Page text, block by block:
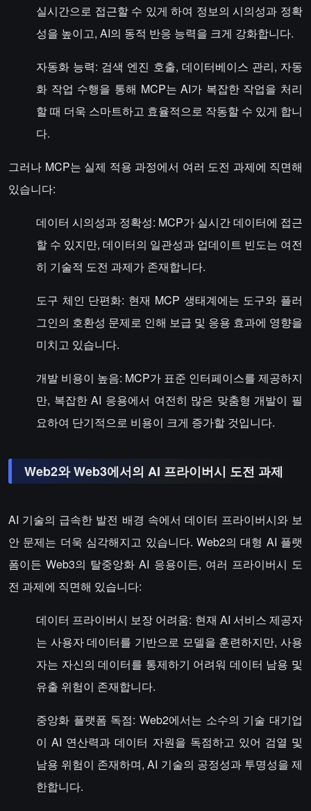
실시간으로 접근할 수 있게 하여 정보의 시의성과 정확
성을 높이고, AI의 동적 반응 능력을 크게 강화합니다.
자동화 능력: 검색 엔진 호출, 데이터베이스 관리, 자동
화 작업 수행을 통해 MCP는 AI가 복잡한 작업을 처리
할 때 더욱 스마트하고 효율적으로 작동할 수 있게 합니
다.
그러나 MCP는 실제 적용 과정에서 여러 도전 과제에 직면해
있습니다:
데이터 시의성과 정확성: MCP가 실시간 데이터에 접근
할 수 있지만, 데이터의 일관성과 업데이트 빈도는 여전
히 기술적 도전 과제가 존재합니다.
도구 체인 단편화: 현재 MCP 생태계에는 도구와 플러
그인의 호환성 문제로 인해 보급 및 응용 효과에 영향을
미치고 있습니다.
개발 비용이 높음: MCP가 표준 인터페이스를 제공하지
만, 복잡한 AI 응용에서 여전히 많은 맞춤형 개발이 필
요하여 단기적으로 비용이 크게 증가할 것입니다.
Web2와 Web3에서의 AI 프라이버시 도전 과제
AI 기술의 급속한 발전 배경 속에서 데이터 프라이버시와 보
안 문제는 더욱 심각해지고 있습니다. Web2의 대형 AI 플랫
폼이든 Web3의 탈중앙화 AI 응용이든, 여러 프라이버시 도
전 과제에 직면해 있습니다:
데이터 프라이버시 보장 어려움: 현재 AI 서비스 제공자
는 사용자 데이터를 기반으로 모델을 훈련하지만, 사용
자는 자신의 데이터를 통제하기 어려워 데이터 남용 및
유출 위험이 존재합니다.
중앙화 플랫폼 독점: Web2에서는 소수의 기술 대기업
이 AI 연산력과 데이터 자원을 독점하고 있어 검열 및
남용 위험이 존재하며, AI 기술의 공정성과 투명성을 제
한합니다.